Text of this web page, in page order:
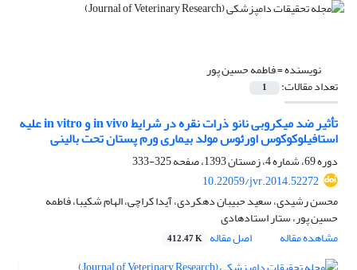
نویسنده =فاطمه حسین پور
تعداد مقالات: 1
تأثیر ضد میکروبی نانو ذرات نقره در شرایط in vivo و in vitro علیه
استافیلوکوکوس اورئوس مولد بیماری ورم پستان تحت بالینی
دوره 69، شماره 4، زمستان 1393، صفحه
325-333
10.22059/jvr.2014.52272
محسن رشیدی، سعید حبیبان دهکردی، آیدا کراچی، الهام شکیبا، فاطمه
حسین پور، ستار استادهادی
مشاهده مقاله
اصل مقاله 412.47 K